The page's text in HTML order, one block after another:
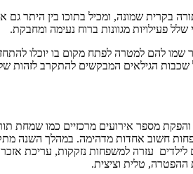
בקרית שמונה, ומכיל בתוכו בין היתר
פעילויות מגוונות ברוח נעימה ומחבקת.
אשר שמו להם למטרה לפתח מקום בו
הגילאים המבקשים להתקרב לזהות
מספר אירועים מרכזיים כמו שמחת
חשוב אחדות מדהימה. במהלך השנה
עזרה למשפחות נזקקות, עריכת
ההפטרה, טלית וציצית.